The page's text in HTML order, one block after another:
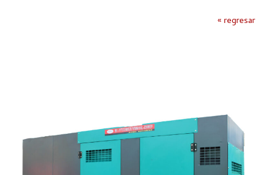
« regresar